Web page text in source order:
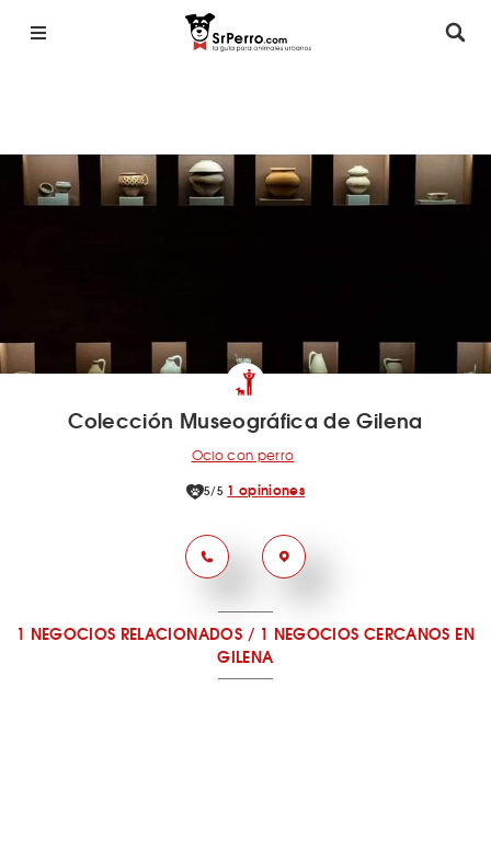
Colección Museográfica de Gilena
Ocio con perro
5/5 1 opiniones
1 NEGOCIOS RELACIONADOS/ 1 NEGOCIOS CERCANOS EN
GILENA